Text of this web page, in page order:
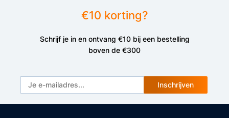
€10 korting?
Schrijf je in en ontvang €10 bij een bestelling
boven de €300
Inschrijven